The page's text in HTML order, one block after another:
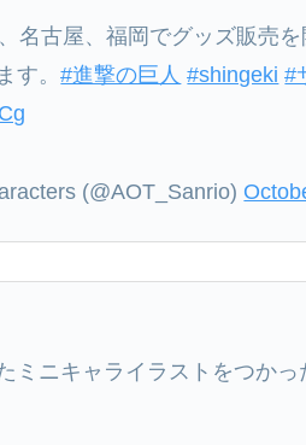
名古屋、福岡でグッズ販売を
す。#進撃の巨人 #shingeki #
(@AOT_Sanrio)
ミニキャライラストをつかっ